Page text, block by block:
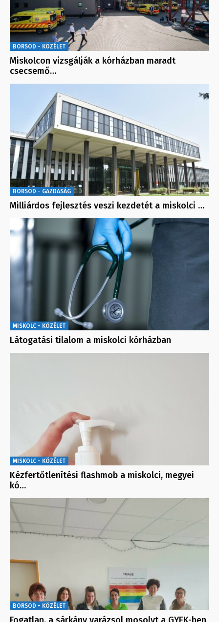
BORSOD - KÖZÉLET
Miskolcon vizsgálják a kórházban maradt
csecsemő…
BORSOD - GAZDASÁG
Milliárdos fejlesztés veszi kezdetét a miskolci …
MISKOLC - KÖZÉLET
Látogatási tilalom a miskolci kórházban
MISKOLC - KÖZÉLET
Kézfertőtlenítési flashmob a miskolci, megyei
kó…
BORSOD - KÖZÉLET